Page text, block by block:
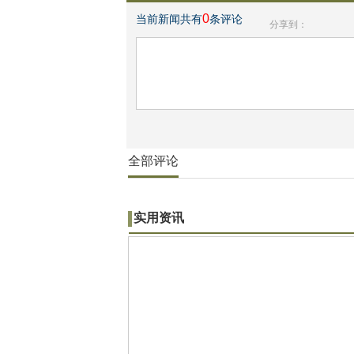
当前新闻共有0条评论 分享到：
全部评论
实用资讯